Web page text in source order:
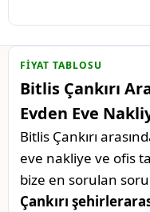
FIYAT TABLOSU
Bitlis Çankırı
Evden Eve
Bitlis Çankırı
eve nakliye ve ofis
bize en sorulan
Çankırı